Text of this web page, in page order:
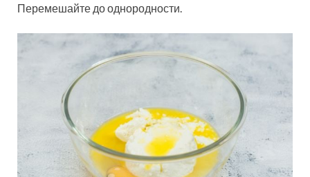
Перемешайте до однородности.